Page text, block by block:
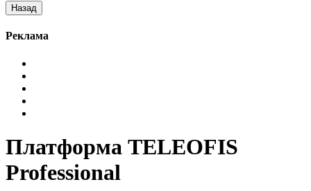
Реклама
Платформа TELEOFIS
Professional